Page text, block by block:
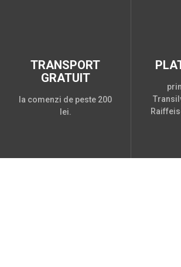
TRANSPORT
GRATUIT
la comenzi de peste 200
lei.